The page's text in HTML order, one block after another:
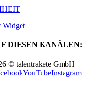
DIESEN KANÄLEN:
© talentrakete GmbH
YouTubeInstagram